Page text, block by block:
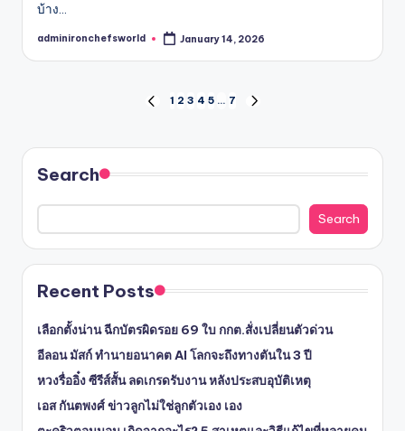
บ้าง…
Posted
adminironchefsworld January 14, 2026
pagination
PREVIOUS
1 2 3 4 5 … 7
Search
Search
Recent Posts
เลือกตั้งน่าน ฉีกบัตรผิดรอย 69 ใบ กกต.สั่งเปลี่ยนตัวด่วน
อีลอน มัสก์ ทำนายอนาคต AI โลกจะถึงทางตันใน 3 ปี
หวงรื่ออิ๋ง ซีรีส์สั้น ลดเกรดรับงาน หลังประสบอุบัติเหตุ
เอส กันตพงศ์ ข่าวลูกไม่ใช่ลูกตัวเอง เอง